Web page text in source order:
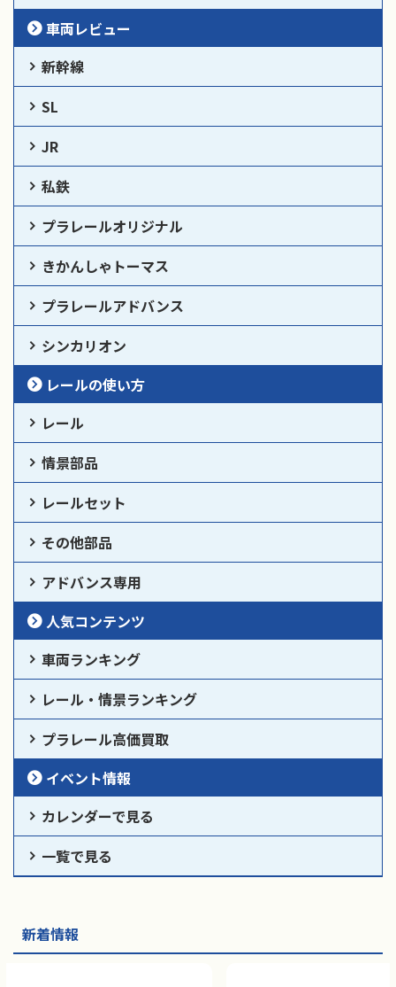
車両レビュー
新幹線
SL
JR
私鉄
プラレールオリジナル
きかんしゃトーマス
プラレールアドバンス
シンカリオン
レールの使い方
レール
情景部品
レールセット
その他部品
アドバンス専用
人気コンテンツ
車両ランキング
レール・情景ランキング
プラレール高価買取
イベント情報
カレンダーで見る
一覧で見る
新着情報